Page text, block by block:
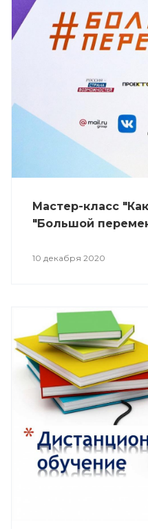
Мастер-класс
"Большой
10 декабря 2020